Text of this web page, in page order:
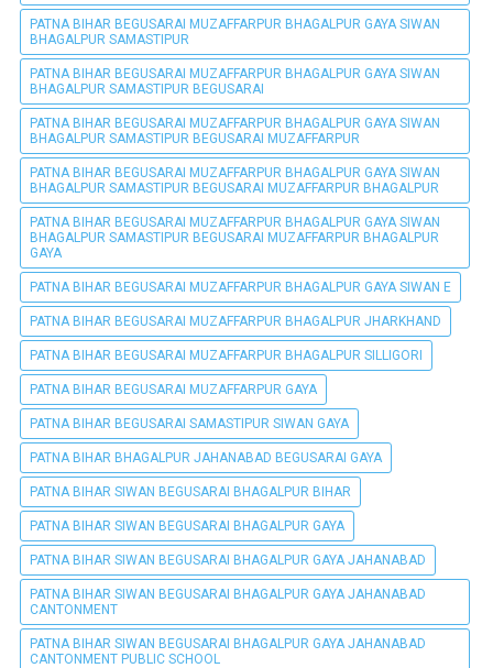
PATNA BIHAR BEGUSARAI MUZAFFARPUR BHAGALPUR GAYA SIWAN
BHAGALPUR SAMASTIPUR
PATNA BIHAR BEGUSARAI MUZAFFARPUR BHAGALPUR GAYA SIWAN
BHAGALPUR SAMASTIPUR BEGUSARAI
PATNA BIHAR BEGUSARAI MUZAFFARPUR BHAGALPUR GAYA SIWAN
BHAGALPUR SAMASTIPUR BEGUSARAI MUZAFFARPUR
PATNA BIHAR BEGUSARAI MUZAFFARPUR BHAGALPUR GAYA SIWAN
BHAGALPUR SAMASTIPUR BEGUSARAI MUZAFFARPUR BHAGALPUR
PATNA BIHAR BEGUSARAI MUZAFFARPUR BHAGALPUR GAYA SIWAN
BHAGALPUR SAMASTIPUR BEGUSARAI MUZAFFARPUR BHAGALPUR
GAYA
PATNA BIHAR BEGUSARAI MUZAFFARPUR BHAGALPUR GAYA SIWAN E
PATNA BIHAR BEGUSARAI MUZAFFARPUR BHAGALPUR JHARKHAND
PATNA BIHAR BEGUSARAI MUZAFFARPUR BHAGALPUR SILLIGORI
PATNA BIHAR BEGUSARAI MUZAFFARPUR GAYA
PATNA BIHAR BEGUSARAI SAMASTIPUR SIWAN GAYA
PATNA BIHAR BHAGALPUR JAHANABAD BEGUSARAI GAYA
PATNA BIHAR SIWAN BEGUSARAI BHAGALPUR BIHAR
PATNA BIHAR SIWAN BEGUSARAI BHAGALPUR GAYA
PATNA BIHAR SIWAN BEGUSARAI BHAGALPUR GAYA JAHANABAD
PATNA BIHAR SIWAN BEGUSARAI BHAGALPUR GAYA JAHANABAD
CANTONMENT
PATNA BIHAR SIWAN BEGUSARAI BHAGALPUR GAYA JAHANABAD
CANTONMENT PUBLIC SCHOOL